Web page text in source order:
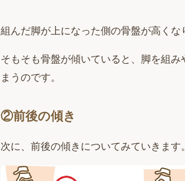
組んだ脚が上になった側の骨盤が高くな
そもそも骨盤が傾いていると、脚を組
まうのです。
②前後の傾き
次に、前後の傾きについてみていきます。